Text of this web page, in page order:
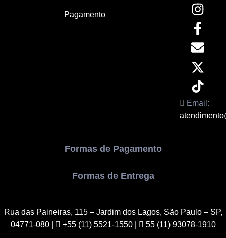
Pagamento
Email:
Formas de Pagamento
Formas de Entrega
Rua das Paineiras, 115 – Jardim dos Lagos, São Paulo – SP,
04771-080| +55 (11) 5521-1550 | 55 (11) 93078-1910